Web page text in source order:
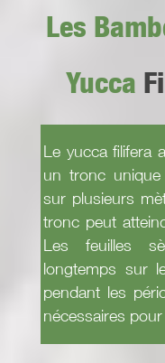
Les
Yucca
Le yucca filifera
un tronc
sur plusieurs
tronc peut
Les feuilles
longtemps sur
pendant les
nécessaires